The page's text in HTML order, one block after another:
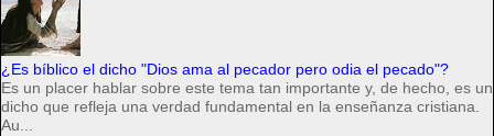
¿Es bíblico el dicho "Dios ama al pecador pero odia el pecado"?
Es un placer hablar sobre este tema tan importante y, de hecho, es un
dicho que refleja una verdad fundamental en la enseñanza cristiana.
Au...